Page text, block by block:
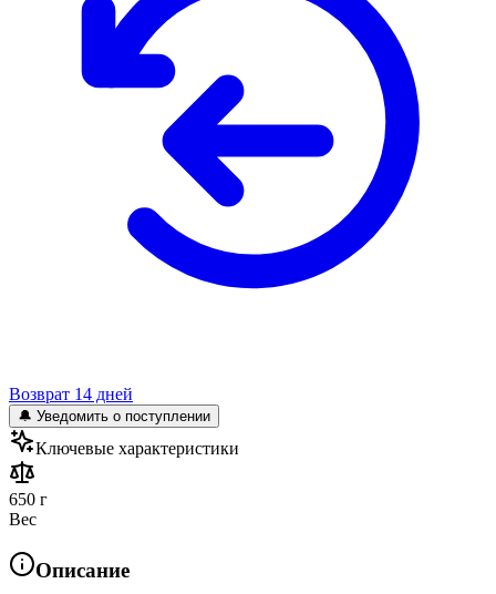
Возврат 14 дней
🔔 Уведомить о поступлении
Ключевые характеристики
650 г
Вес
Описание